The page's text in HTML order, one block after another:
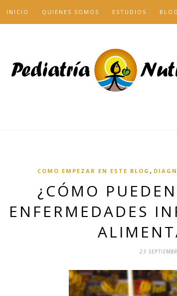
INICIO QUIENES SOMOS ESTUDIOS BLOG
COMO EMPEZAR EN ESTE BLOG ,
¿CÓMO
ENFERMEDADES
23